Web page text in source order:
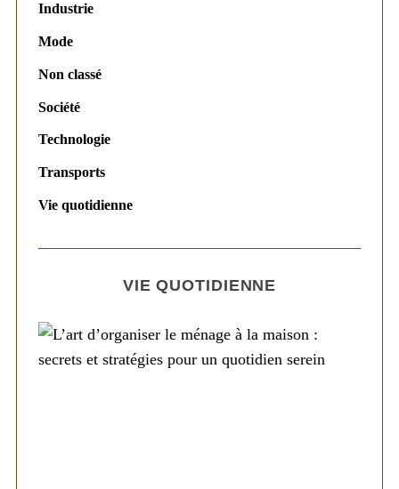
Industrie
Mode
Non classé
Société
Technologie
Transports
Vie quotidienne
VIE QUOTIDIENNE